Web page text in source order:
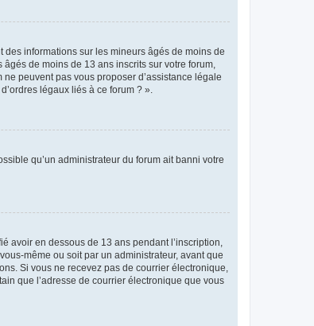
des informations sur les mineurs âgés de moins de
de moins de 13 ans inscrits sur votre forum,
peuvent pas vous proposer d’assistance légale
légaux liés à ce forum ? ».
qu’un administrateur du forum ait banni votre
avoir en dessous de 13 ans pendant l’inscription,
même ou soit par un administrateur, avant que
Si vous ne recevez pas de courrier électronique,
que l’adresse de courrier électronique que vous